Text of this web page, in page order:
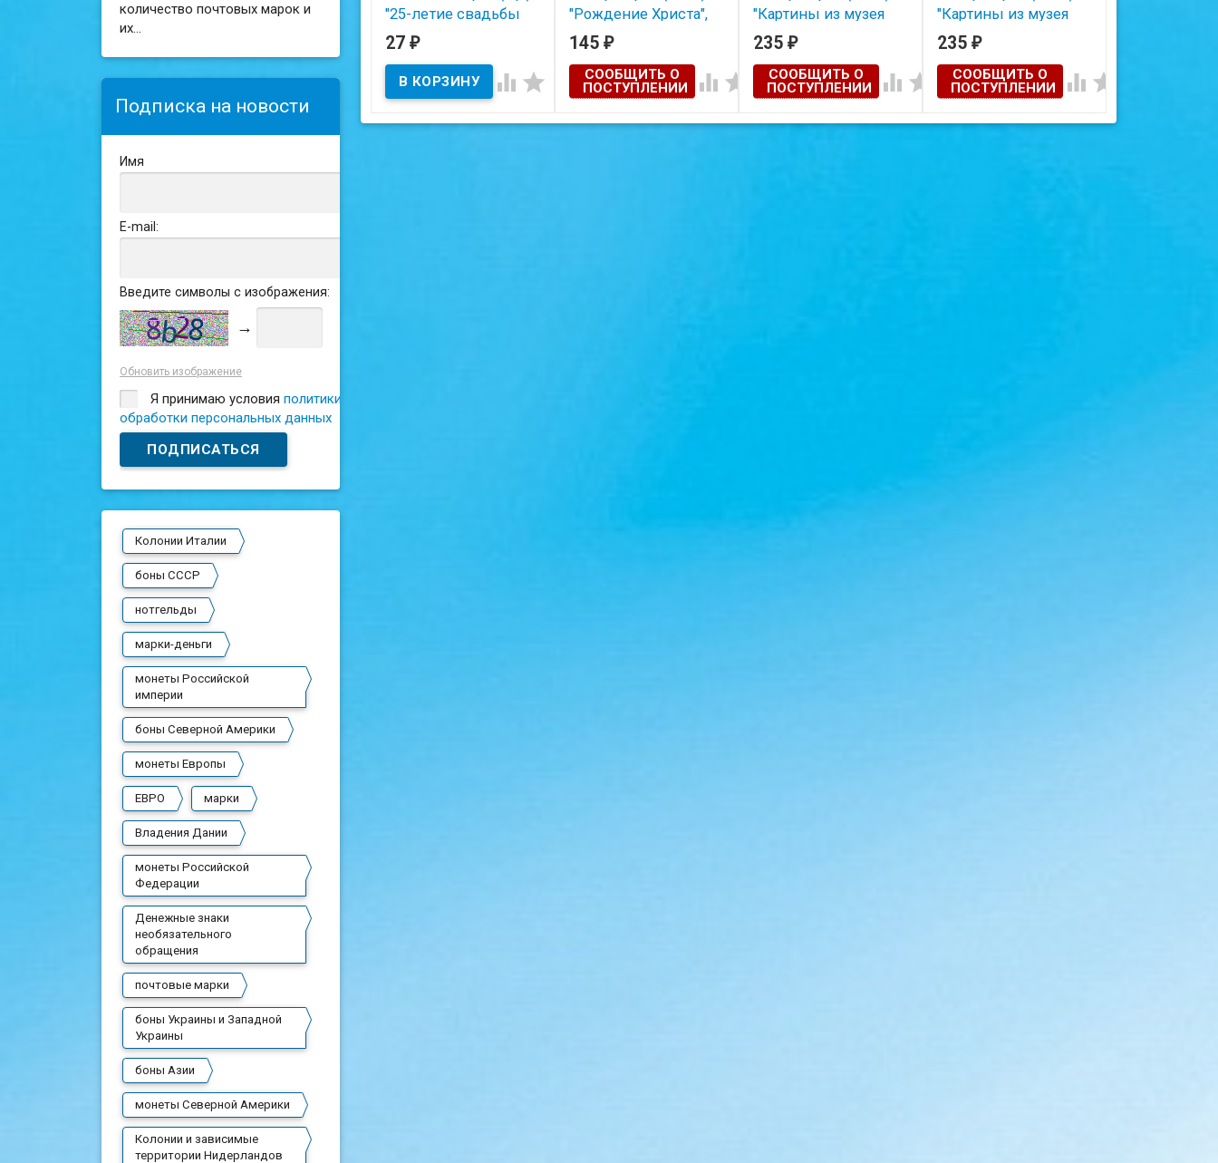
количество почтовых марок и
их...
Подписка на новости
Имя
E-mail:
Введите символы с изображения:
→
Обновить изображение
Я принимаю условияполитики
обработки персональных данных
Колонии Италии
боны СССР
нотгельды
марки-деньги
монеты Российской
империи
боны Северной Америки
монеты Европы
ЕВРО марки
Владения Дании
монеты Российской
Федерации
Денежные знаки
необязательного
обращения
почтовые марки
боны Украины и Западной
Украины
боны Азии
монеты Северной Америки
Колонии и зависимые
территории Нидерландов
"25-летие свадьбы
короля Георга VI и
Елизаветы". 1948 год,
Остров Святой
27 ₽
 
"Рождение Христа",
Федерико Бароччи.
145 ₽
СООБЩИТЬ О
ПОСТУПЛЕНИИ
 
"Картины из музея
Прадо, Мадрид". 1970
235 ₽
СООБЩИТЬ О
ПОСТУПЛЕНИИ
 
"Картины из музея
Берлин-Далем". 1971
235 ₽
СООБЩИТЬ О
ПОСТУПЛЕНИИ
 